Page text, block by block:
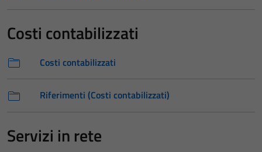
Costi contabilizzati
Costi contabilizzati
Riferimenti (Costi contabilizzati)
Servizi in rete